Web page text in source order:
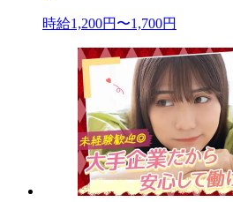
時給1,200円〜1,700円